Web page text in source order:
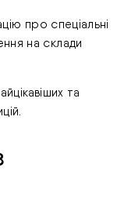
про спеціальні
на склади
та